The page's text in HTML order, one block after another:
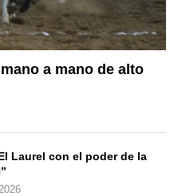
a mano de alto
Laurel con el poder de la